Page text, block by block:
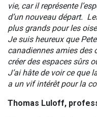
vie, car il représente
d’un nouveau départ.
plus grands pour les
Je suis heureux que
canadiennes amies des
créer des espaces sûrs
J’ai hâte de voir ce que
a un vif intérêt pour la
Thomas Luloff,